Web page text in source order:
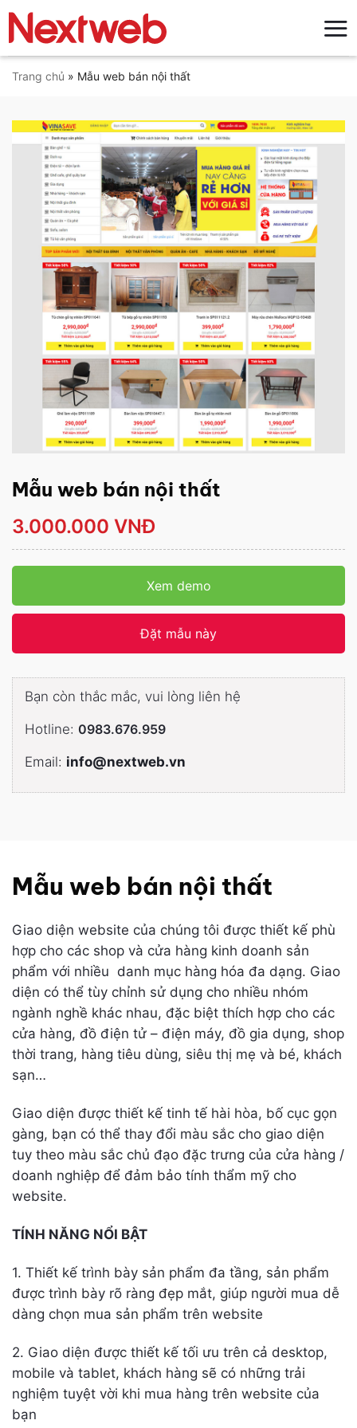
qua
nội
dung
Trang chủ » Mẫu web bán nội thất
Mẫu web bán nội thất
3.000.000 VNĐ
Xem demo
Đặt mẫu này
Bạn còn thắc mắc, vui lòng liên hệ
Hotline: 0983.676.959
Email: info@nextweb.vn
Mẫu web bán nội thất
Giao diện website của chúng tôi được thiết kế phù
hợp cho các shop và cửa hàng kinh doanh sản
phẩm với nhiều danh mục hàng hóa đa dạng. Giao
diện có thể tùy chỉnh sử dụng cho nhiều nhóm
ngành nghề khác nhau, đặc biệt thích hợp cho các
cửa hàng, đồ điện tử – điện máy, đồ gia dụng, shop
thời trang, hàng tiêu dùng, siêu thị mẹ và bé, khách
sạn…
Giao diện được thiết kế tinh tế hài hòa, bố cục gọn
gàng, bạn có thể thay đổi màu sắc cho giao diện
tuy theo màu sắc chủ đạo đặc trưng của cửa hàng /
doanh nghiệp để đảm bảo tính thẩm mỹ cho
website.
TÍNH NĂNG NỔI BẬT
1. Thiết kế trình bày sản phẩm đa tầng, sản phẩm
được trình bày rõ ràng đẹp mắt, giúp người mua dễ
dàng chọn mua sản phẩm trên website
2. Giao diện được thiết kế tối ưu trên cả desktop,
mobile và tablet, khách hàng sẽ có những trải
nghiệm tuyệt vời khi mua hàng trên website của
bạn